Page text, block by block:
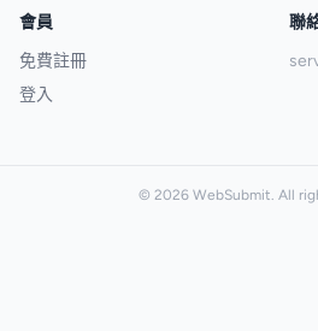
會員
免費註冊
登入
聯
© 2026 WebSubmit. All